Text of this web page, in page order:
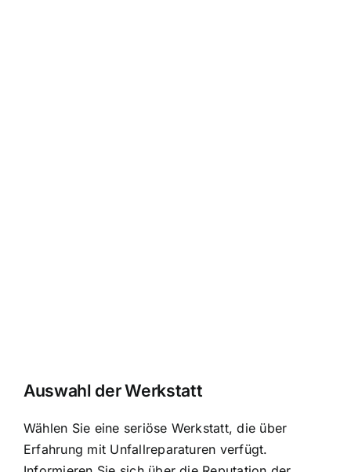
Auswahl der Werkstatt
Wählen Sie eine seriöse Werkstatt, die über
Erfahrung mit Unfallreparaturen verfügt.